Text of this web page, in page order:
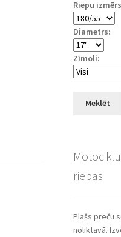
Riepu
Diametrs:
Zīmoli:
Meklēt
riepas
Plašs preču
noliktavā.